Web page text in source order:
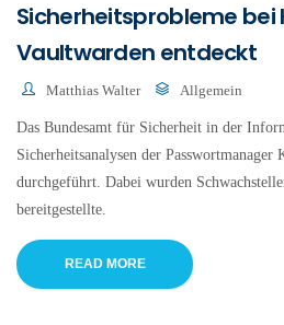
Sicherheitsprobleme bei
Vaultwarden entdeckt
Matthias Walter Allgemein
Das Bundesamt für Sicherheit in der
Sicherheitsanalysen der Passwortmanager
durchgeführt. Dabei wurden
bereitgestellte.
READ MORE